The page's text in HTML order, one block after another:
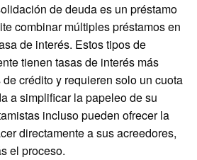
de deuda es un préstamo
combinar múltiples préstamos en
de interés. Estos tipos de
tienen tasas de interés más
crédito y requieren solo un cuota
a simplificar la papeleo de su
incluso pueden ofrecer la
directamente a sus acreedores,
el proceso.